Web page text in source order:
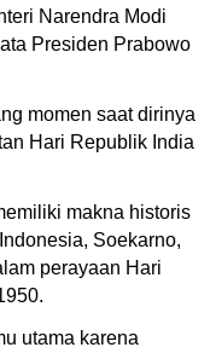
Narendra Modi
Presiden Prabowo
momen saat dirinya
Hari Republik India
makna historis
Soekarno,
perayaan Hari
utama karena